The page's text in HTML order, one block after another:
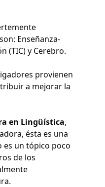
Enseñanza-
(TIC) y Cerebro.
provienen
a mejorar la
en Lingüística,
ésta es una
es un tópico poco
de los